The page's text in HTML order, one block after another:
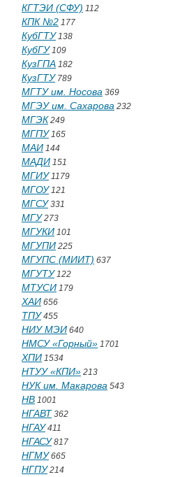
КГТЭИ (СФУ) 112
КПК №2 177
КубГТУ138
КубГУ109
КузГПА 182
КузГТУ789
МГТУ им. Носова 369
МГЭУ им. Сахарова 232
МГЭК 249
МГПУ165
МАИ 144
МАДИ 151
МГИУ1179
МГОУ121
МГСУ331
МГУ273
МГУКИ 101
МГУПИ 225
МГУПС (МИИТ) 637
МГУТУ122
МТУСИ 179
ХАИ 656
ТПУ455
НИУ МЭИ 640
НМСУ «Горный» 1701
ХПИ 1534
НТУУ «КПИ» 213
НУК им. Макарова 543
НВ 1001
НГАВТ 362
НГАУ411
НГАСУ817
НГМУ665
НГПУ214